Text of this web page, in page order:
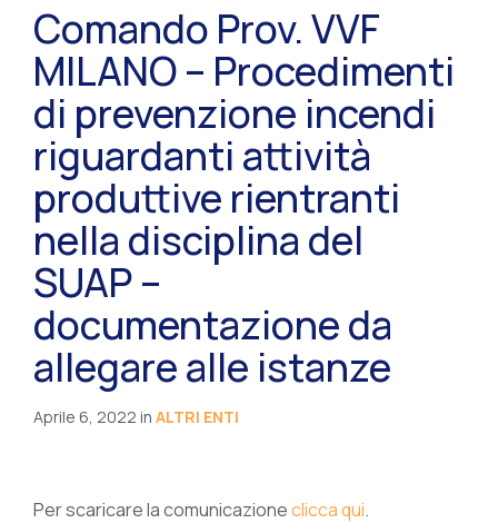
Comando Prov. VVF
MILANO – Procedimenti
di prevenzione incendi
riguardanti attività
produttive rientranti
nella disciplina del
SUAP –
documentazione da
allegare alle istanze
Aprile 6, 2022 in ALTRI ENTI
Per scaricare la comunicazioneclicca qui.